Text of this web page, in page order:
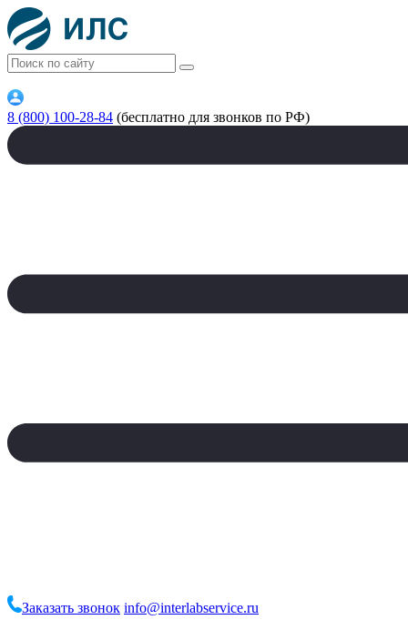
8 (800) 100-28-84 (бесплатно для звонков по РФ)
Заказать звонок info@interlabservice.ru